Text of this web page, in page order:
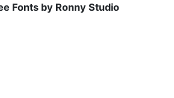
Fonts by Ronny Studio